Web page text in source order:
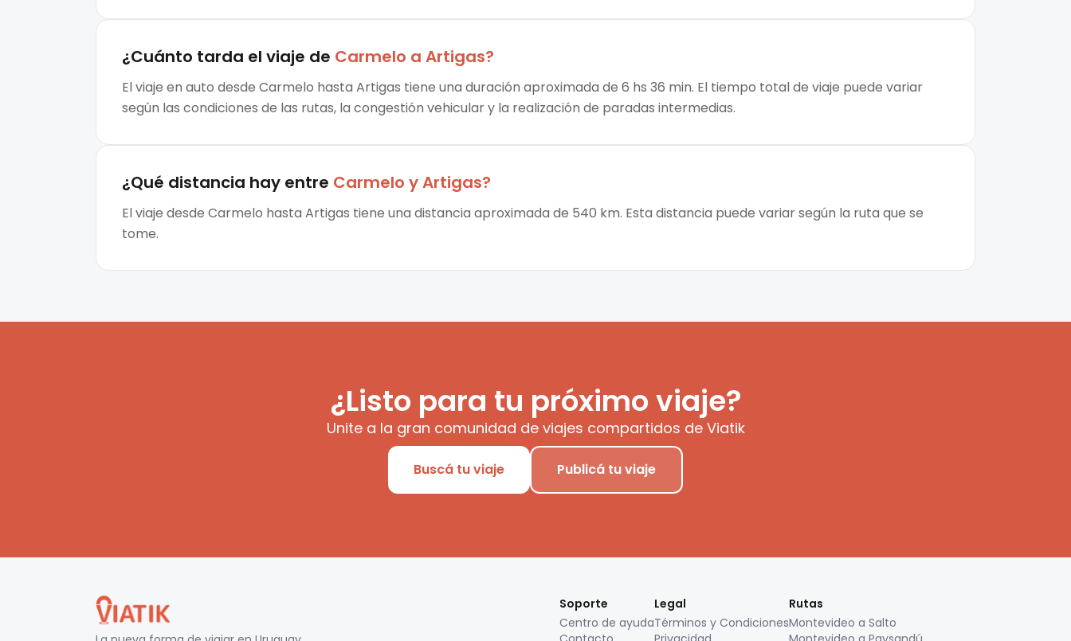
¿Cuánto tarda el viaje de Carmelo a Artigas?
El viaje en auto desde Carmelo hasta Artigas tiene una duración aproximada de 6 hs 36 min. El tiempo total de viaje puede variar
según las condiciones de las rutas, la congestión vehicular y la realización de paradas intermedias.
¿Qué distancia hay entre Carmelo yArtigas?
El viaje desde Carmelo hasta Artigas tiene una distancia aproximada de 540 km. Esta distancia puede variar según la ruta que se
tome.
¿Listo para tu próximo viaje?
Unite a la gran comunidad de viajes compartidos de Viatik
Buscá tu viaje Publicá tu viaje
Soporte
Centro de ayuda
Legal
Términos y Condiciones
Rutas
Montevideo a Salto